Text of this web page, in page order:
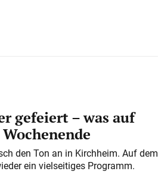
gefeiert – was auf
den Ton an in Kirchheim. Auf dem
ein vielseitiges Programm.